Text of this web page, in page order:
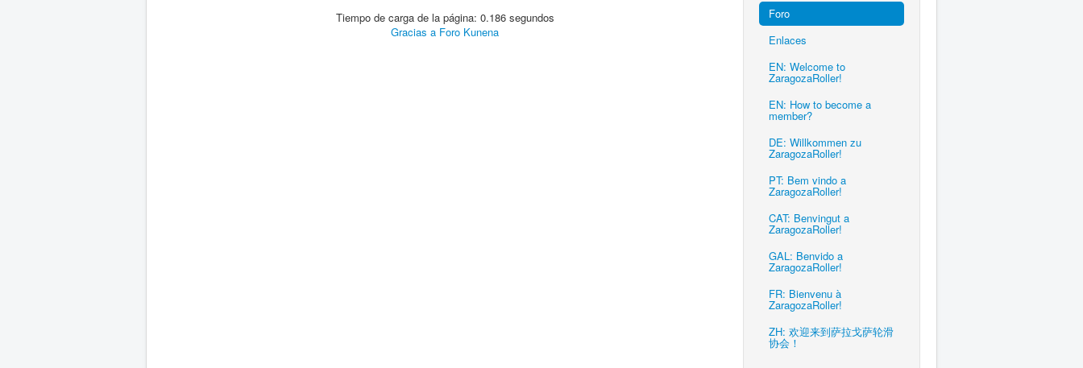
Tiempo de carga de la página: 0.186 segundos
Gracias a Foro Kunena
Foro
Enlaces
EN: Welcome to
ZaragozaRoller!
EN: How to become a
member?
DE: Willkommen zu
ZaragozaRoller!
PT: Bem vindo a
ZaragozaRoller!
CAT: Benvingut a
ZaragozaRoller!
GAL: Benvido a
ZaragozaRoller!
FR: Bienvenu à
ZaragozaRoller!
ZH: 欢迎来到萨拉戈萨轮滑
协会！